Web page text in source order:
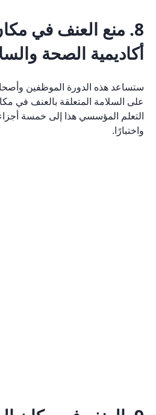
8. منع العنف في
أكاديمية الصحة
ستساعد هذه الدورة الموظفين
على السلامة المتعلقة بالعنف في
التعلم المؤسسي هذا إلى خمسة
واختبارًا.